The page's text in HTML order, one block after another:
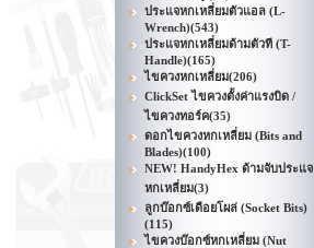
ประแจหกเหลี่ยมตัวแอล (L-
Wrench)(543)
ประแจหกเหลี่ยมด้ามตัวที (T-
Handle)(165)
ไขควงหกเหลี่ยม(206)
ClickSet ไขควงตั้งค่าแรงบิด /
ไขควงทอร์ค(35)
ดอกไขควงหกเหลี่ยม (Bits and
Blades)(100)
NEW! HandyHex ด้ามจับประแจ
หกเหลี่ยม(3)
ลูกบ๊อกซ์เดือยโผล่ (Socket Bits)
(115)
ไขควงบ๊อกซ์หกเหลี่ยม (Nut